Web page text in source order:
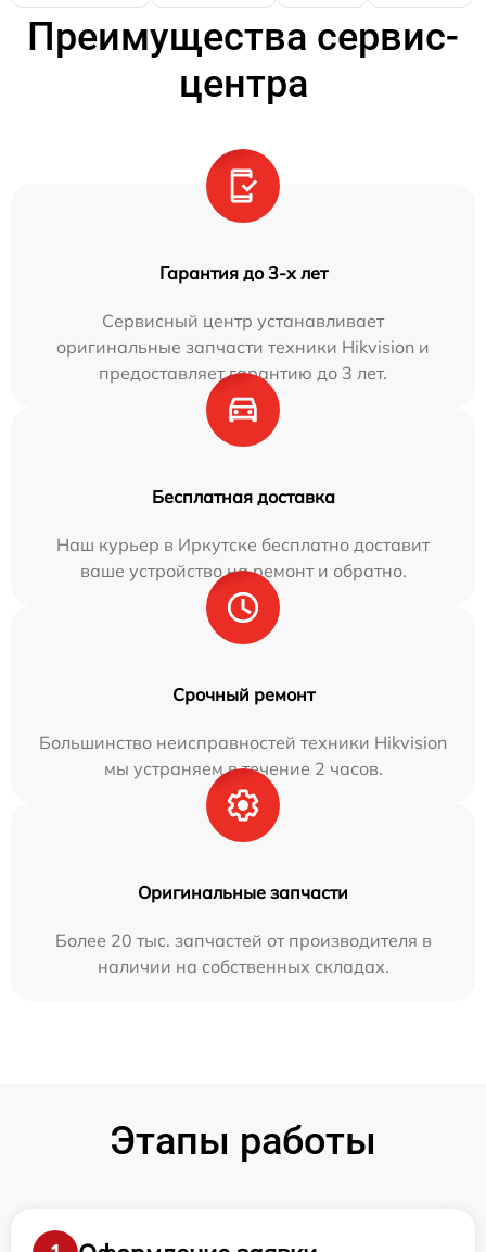
Преимущества сервис-
центра
Гарантия до 3-х лет
Сервисный центр устанавливает
оригинальные запчасти техники Hikvision и
предоставляет гарантию до 3 лет.
Бесплатная доставка
Наш курьер в Иркутске бесплатно доставит
ваше устройство на ремонт и обратно.
Срочный ремонт
Большинство неисправностей техники Hikvision
мы устраняем в течение 2 часов.
Оригинальные запчасти
Более 20 тыс. запчастей от производителя в
наличии на собственных складах.
Этапы работы